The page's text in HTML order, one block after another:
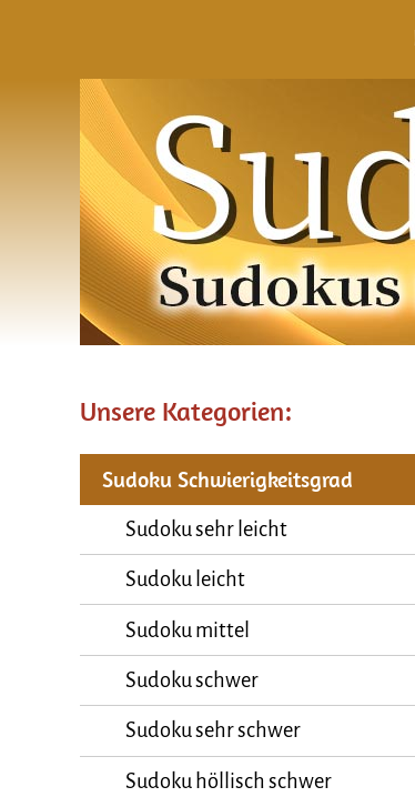
Unsere Kategorien:
Sudoku Schwierigkeitsgrad
Sudoku sehr leicht
Sudoku leicht
Sudoku mittel
Sudoku schwer
Sudoku sehr schwer
Sudoku höllisch schwer